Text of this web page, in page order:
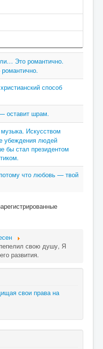
Это романтично.
способ
оставит шрам.
Искусством
убеждения людей
бы стал президентом
что любовь — твой
свою душу, Я
развития.
свои права на